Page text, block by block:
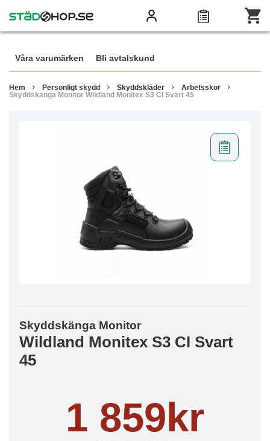
Våra varumärken Bli avtalskund
Hem Personligt skydd Skyddskläder
Arbetsskor
Skyddskänga Monitor Wildland Monitex S3 CI Svart 45
Skyddskänga Monitor
Wildland Monitex S3 CI Svart
45
1 859kr